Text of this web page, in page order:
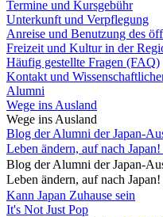
Termine und Kursgebühr
Unterkunft und Verpflegung
Anreise und Benutzung des
Freizeit und Kultur in der
Häufig gestellte Fragen (FAQ)
Kontakt und
Alumni
Wege ins Ausland
Wege ins Ausland
Blog der Alumni der Japan-
Leben ändern, auf nach
Blog der Alumni der Japan-
Leben ändern, auf nach
Kann Japan Zuhause sein
It's Not Just Pop